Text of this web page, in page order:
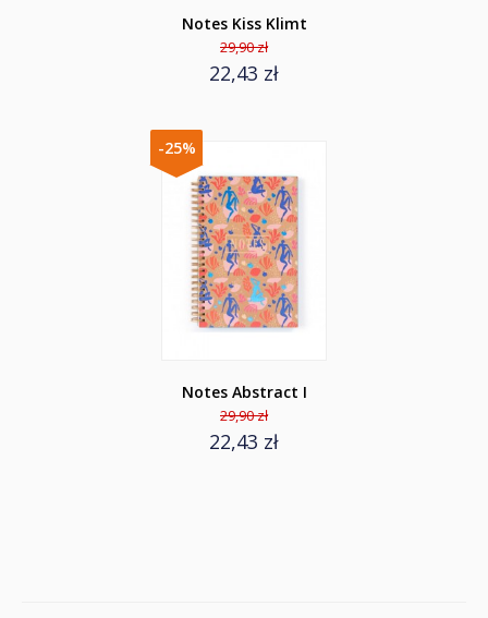
Notes Kiss Klimt
29,90 zł
22,43 zł
-25%
Notes Abstract I
29,90 zł
22,43 zł